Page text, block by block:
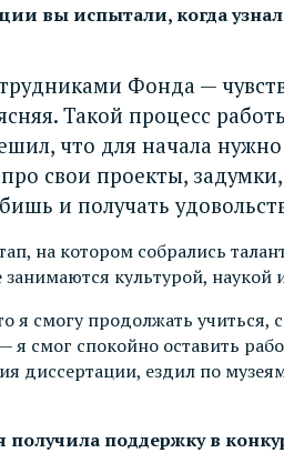
вы испытали, когда
Фонда —
Такой процесс
что для начала
свои проекты,
и получать
на котором собрались
культурой, наукой
я смогу продолжать
смог спокойно оставить
диссертации, ездил по
поддержку в